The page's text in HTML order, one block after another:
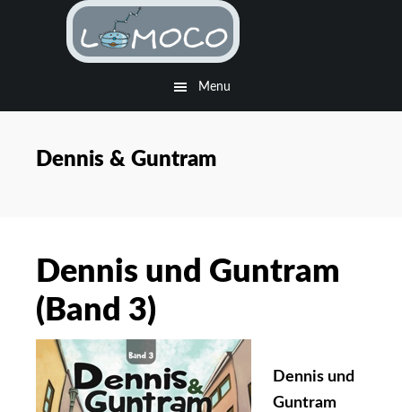
Menu
Dennis & Guntram
Dennis und Guntram
(Band 3)
Dennis und
Guntram